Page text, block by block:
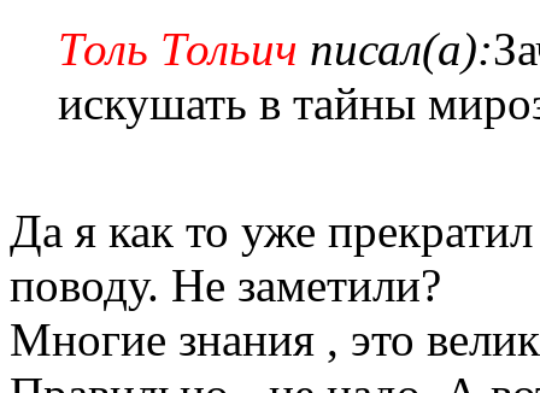
Толь Тольич писал(а):
искушать в тайны
Да я как то уже
поводу. Не заметили?
Многие знания , это